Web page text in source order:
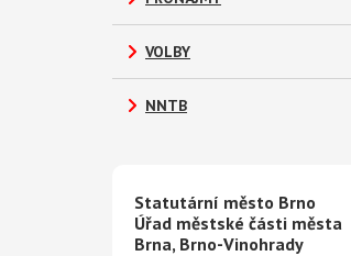
VOLBY
NNTB
Statutární město Brno
Úřad městské části města
Brna, Brno-Vinohrady